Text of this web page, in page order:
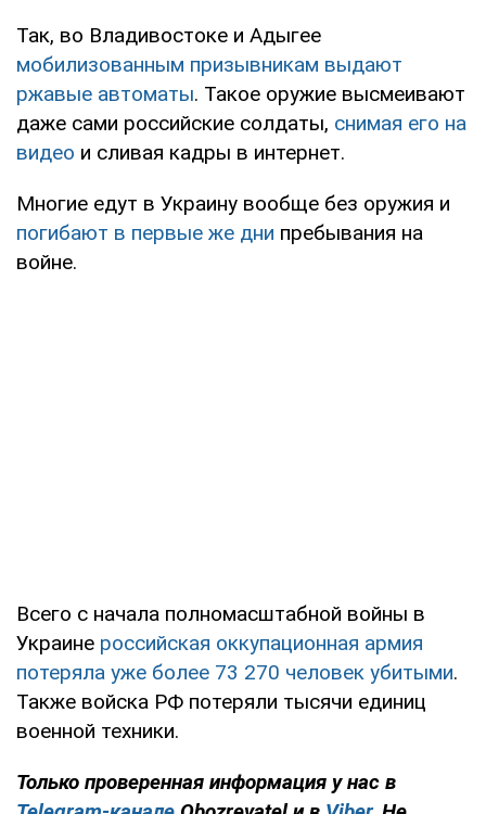
Так, во Владивостоке и Адыгее
мобилизованным призывникам выдают
ржавые автоматы. Такое оружие высмеивают
даже сами российские солдаты, снимая его на
видео и сливая кадры в интернет.
Многие едут в Украину вообще без оружия и
погибают в первые же дни пребывания на
войне.
Всего с начала полномасштабной войны в
Украине российская оккупационная армия
потеряла уже более 73 270 человек убитыми.
Также войска РФ потеряли тысячи единиц
военной техники.
Только проверенная информация у нас в